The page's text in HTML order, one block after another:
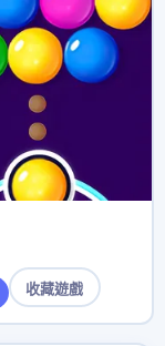
收藏遊戲